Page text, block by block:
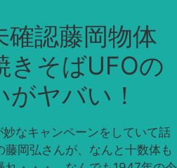
確認藤岡物体
きそばUFOの
ヤバい！
妙なキャンペーンをしていて話
岡弘さんが、なんと十数体も